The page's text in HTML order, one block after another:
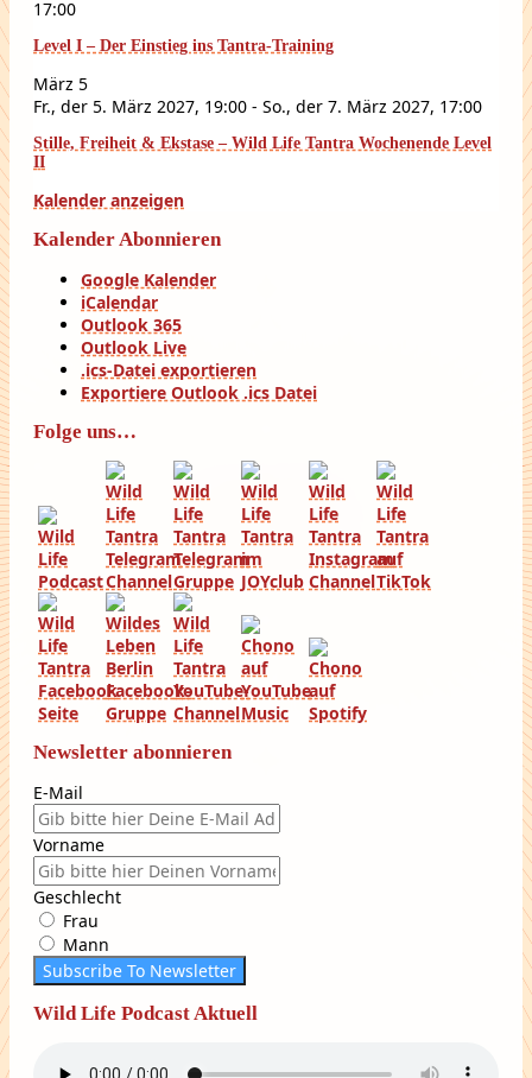
17:00
Level I – Der Einstieg ins Tantra-Training
März 5
Fr., der 5. März 2027, 19:00 - So., der 7. März 2027, 17:00
Stille, Freiheit & Ekstase – Wild Life Tantra Wochenende Level
II
Kalender anzeigen
Kalender Abonnieren
Google Kalender
iCalendar
Outlook 365
Outlook Live
.ics-Datei exportieren
Exportiere Outlook .ics Datei
Folge uns…
Newsletter abonnieren
E-Mail
Vorname
Geschlecht
Frau
Mann
Subscribe To Newsletter
Wild Life Podcast Aktuell